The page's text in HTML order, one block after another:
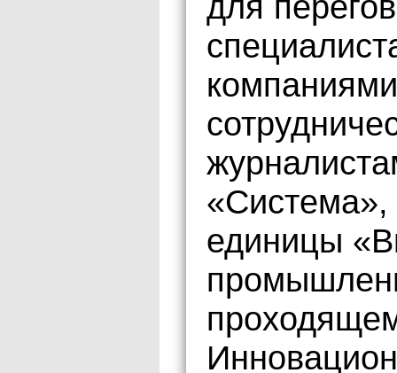
«Система»,
единицы